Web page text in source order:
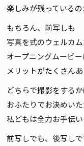
楽しみが残っている
もちろん、前写しも
写真を式のウェルカ
オープニングムービー
メリットがたくさん
どちらで撮影をするか
おふたりでお決めいた
私どもは全力お手伝
前写しでも、後写しで